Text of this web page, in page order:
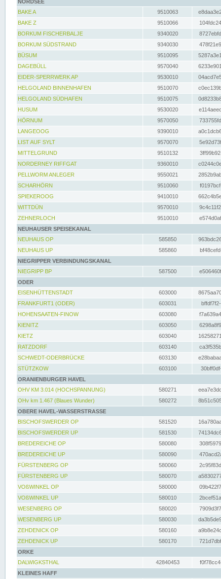
NORDSEE
BAKE A
9510063
BAKE Z
9510066
BORKUM FISCHERBALJE
9340020
BORKUM SÜDSTRAND
9340030
BÜSUM
9510095
DAGEBÜLL
9570040
EIDER-SPERRWERK AP
9530010
HELGOLAND BINNENHAFEN
9510070
HELGOLAND SÜDHAFEN
9510075
HUSUM
9530020
HÖRNUM
9570050
LANGEOOG
9390010
LIST AUF SYLT
9570070
MITTELGRUND
9510132
NORDERNEY RIFFGAT
9360010
PELLWORM ANLEGER
9550021
SCHARHÖRN
9510060
SPIEKEROOG
9410010
WITTDÜN
9570010
ZEHNERLOCH
9510010
NEUHAUSER SPEISEKANAL
NEUHAUS OP
585850
NEUHAUS UP
585860
NIEGRIPPER VERBINDUNGSKANAL
NIEGRIPP BP
587500
ODER
EISENHÜTTENSTADT
603000
FRANKFURT1 (ODER)
603031
HOHENSAATEN-FINOW
603080
KIENITZ
603050
KIETZ
603040
RATZDORF
603140
SCHWEDT-ODERBRÜCKE
603130
STÜTZKOW
603100
ORANIENBURGER HAVEL
OHV KM 3.014 (HOCHSPANNUNG)
580271
OHv km 1.467 (Blaues Wunder)
580272
OBERE HAVEL-WASSERSTRASSE
BISCHOFSWERDER OP
581520
BISCHOFSWERDER UP
581530
BREDEREICHE OP
580080
BREDEREICHE UP
580090
FÜRSTENBERG OP
580060
FÜRSTENBERG UP
580070
VOßWINKEL OP
580000
VOßWINKEL UP
580010
WESENBERG OP
580020
WESENBERG UP
580030
ZEHDENICK OP
580160
ZEHDENICK UP
580170
ORKE
DALWIGKSTHAL
42840453
KLEINES HAFF